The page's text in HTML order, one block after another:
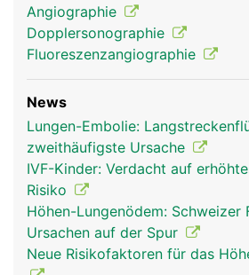
Angiographie
Dopplersonographie
Fluoreszenzangiographie
News
Lungen-Embolie:
zweithäufigste Ursache
IVF-Kinder: Verdacht auf
Risiko
Höhen-Lungenödem: Schweizer
Ursachen auf der Spur
Neue Risikofaktoren für das